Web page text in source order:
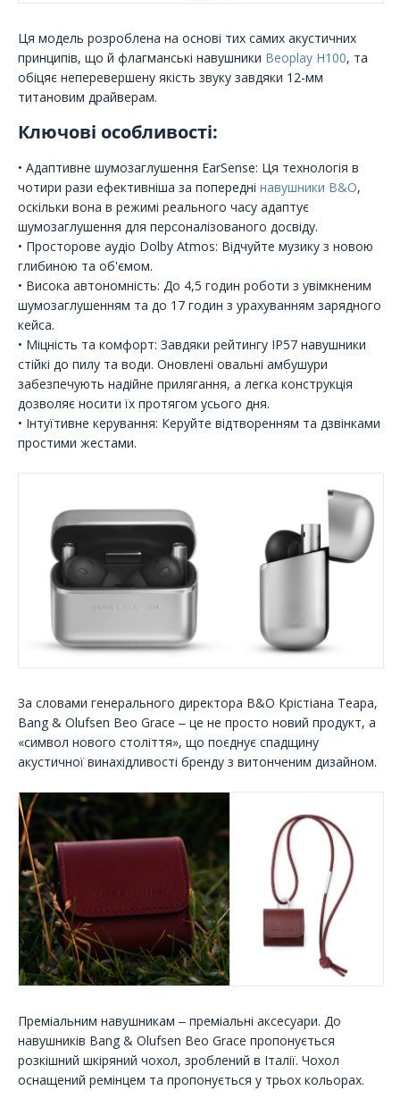
Ця модель розроблена на основі тих самих акустичних
принципів, що й флагманські навушники Beoplay H100, та
обіцяє неперевершену якість звуку завдяки 12-мм
титановим драйверам.
Ключові особливості:
• Адаптивне шумозаглушення EarSense: Ця технологія в
чотири рази ефективніша за попередні навушники B&O,
оскільки вона в режимі реального часу адаптує
шумозаглушення для персоналізованого досвіду.
• Просторове аудіо Dolby Atmos: Відчуйте музику з новою
глибиною та об'ємом.
• Висока автономність: До 4,5 годин роботи з увімкненим
шумозаглушенням та до 17 годин з урахуванням зарядного
кейса.
• Міцність та комфорт: Завдяки рейтингу IP57 навушники
стійкі до пилу та води. Оновлені овальні амбушури
забезпечують надійне прилягання, а легка конструкція
дозволяє носити їх протягом усього дня.
• Інтуїтивне керування: Керуйте відтворенням та дзвінками
простими жестами.
За словами генерального директора B&O Крістіана Теара,
Bang & Olufsen Beo Grace ‒ це не просто новий продукт, а
«символ нового століття», що поєднує спадщину
акустичної винахідливості бренду з витонченим дизайном.
Преміальним навушникам ‒ преміальні аксесуари. До
навушників Bang & Olufsen Beo Grace пропонується
розкішний шкіряний чохол, зроблений в Італії. Чохол
оснащений ремінцем та пропонується у трьох кольорах.